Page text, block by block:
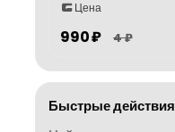
Цена
990 ₽ 4 ₽
Быстрые действия